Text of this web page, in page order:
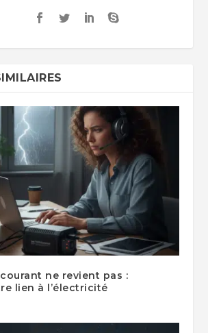
ne revient pas :
lien à l’électricité